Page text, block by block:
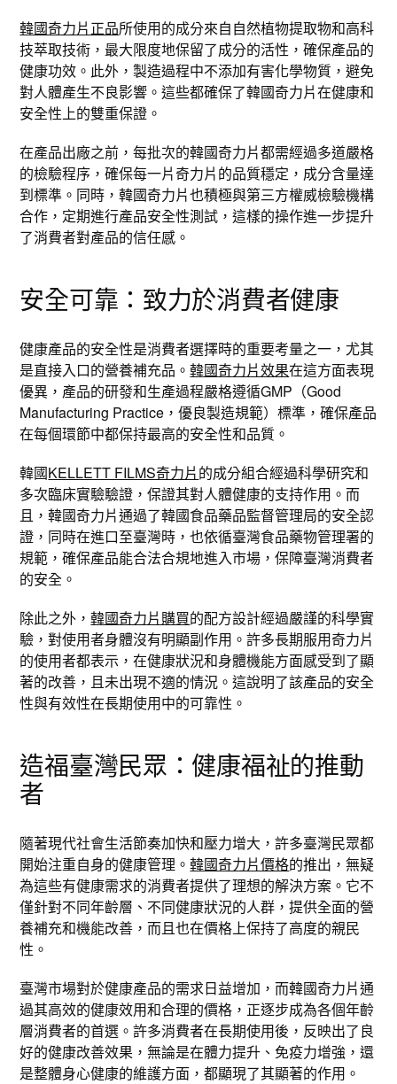
韓國奇力片正品所使用的成分來自自然植物提取物和高科
技萃取技術，最大限度地保留了成分的活性，確保產品的
健康功效。此外，製造過程中不添加有害化學物質，避免
對人體產生不良影響。這些都確保了韓國奇力片在健康和
安全性上的雙重保證。
在產品出廠之前，每批次的韓國奇力片都需經過多道嚴格
的檢驗程序，確保每一片奇力片的品質穩定，成分含量達
到標準。同時，韓國奇力片也積極與第三方權威檢驗機構
合作，定期進行產品安全性測試，這樣的操作進一步提升
了消費者對產品的信任感。
安全可靠：致力於消費者健康
健康產品的安全性是消費者選擇時的重要考量之一，尤其
是直接入口的營養補充品。韓國奇力片效果在這方面表現
優異，產品的研發和生產過程嚴格遵循GMP（Good
Manufacturing Practice，優良製造規範）標準，確保產品
在每個環節中都保持最高的安全性和品質。
韓國KELLETT FILMS奇力片的成分組合經過科學研究和
多次臨床實驗驗證，保證其對人體健康的支持作用。而
且，韓國奇力片通過了韓國食品藥品監督管理局的安全認
證，同時在進口至臺灣時，也依循臺灣食品藥物管理署的
規範，確保產品能合法合規地進入市場，保障臺灣消費者
的安全。
除此之外，韓國奇力片購買的配方設計經過嚴謹的科學實
驗，對使用者身體沒有明顯副作用。許多長期服用奇力片
的使用者都表示，在健康狀況和身體機能方面感受到了顯
著的改善，且未出現不適的情況。這說明了該產品的安全
性與有效性在長期使用中的可靠性。
造福臺灣民眾：健康福祉的推動
者
隨著現代社會生活節奏加快和壓力增大，許多臺灣民眾都
開始注重自身的健康管理。韓國奇力片價格的推出，無疑
為這些有健康需求的消費者提供了理想的解決方案。它不
僅針對不同年齡層、不同健康狀況的人群，提供全面的營
養補充和機能改善，而且也在價格上保持了高度的親民
性。
臺灣市場對於健康產品的需求日益增加，而韓國奇力片通
過其高效的健康效用和合理的價格，正逐步成為各個年齡
層消費者的首選。許多消費者在長期使用後，反映出了良
好的健康改善效果，無論是在體力提升、免疫力增強，還
是整體身心健康的維護方面，都顯現了其顯著的作用。